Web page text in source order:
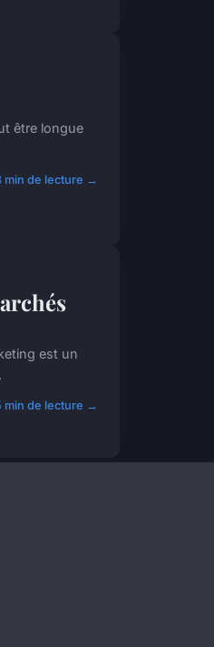
être longue
min de lecture →
est un
min de lecture →